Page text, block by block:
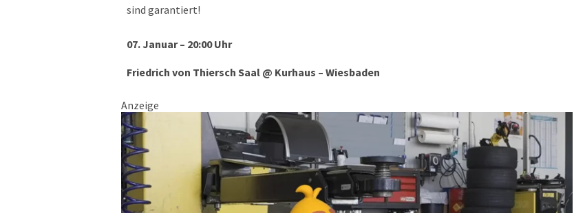
sind garantiert!
07. Januar – 20:00 Uhr
Friedrich von Thiersch Saal @ Kurhaus – Wiesbaden
Anzeige